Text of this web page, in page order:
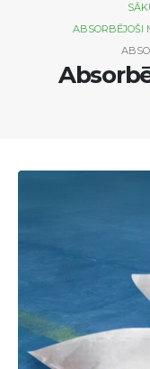
ABSORBĒJOŠI